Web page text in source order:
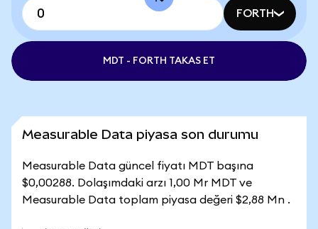
FORTH
MDT - FORTH TAKAS ET
Measurable Data piyasa son durumu
Measurable Data güncel fiyatı MDT başına
$0,00288. Dolaşımdaki arzı 1,00 Mr MDT ve
Measurable Data toplam piyasa değeri $2,88 Mn .